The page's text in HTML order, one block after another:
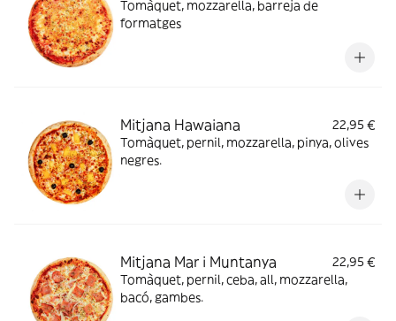
Tomàquet, mozzarella, barreja de
formatges
Mitjana Hawaiana
22,95 €
Tomàquet, pernil, mozzarella, pinya, olives
negres.
Mitjana Mar i Muntanya
22,95 €
Tomàquet, pernil, ceba, all, mozzarella,
bacó, gambes.